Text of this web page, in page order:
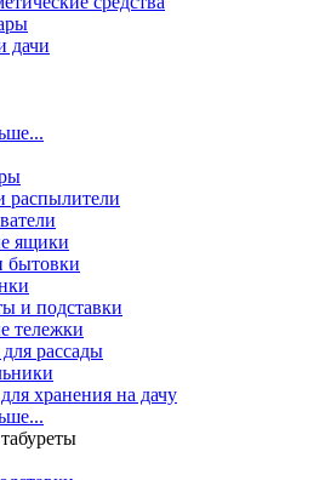
дачи
распылители
ящики
бытовки
и подставки
тележки
рассады
хранения на дачу